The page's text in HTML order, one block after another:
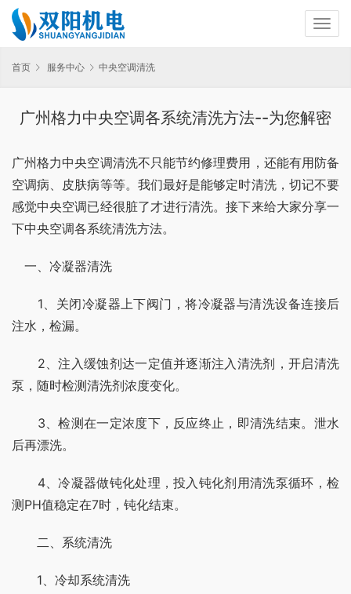
首页 服务中心 中央空调清洗
广州格力中央空调各系统清洗方法--为您解密
广州格力中央空调清洗不只能节约修理费用，还能有用防备
空调病、皮肤病等等。我们最好是能够定时清洗，切记不要
感觉中央空调已经很脏了才进行清洗。接下来给大家分享一
下中央空调各系统清洗方法。
一、冷凝器清洗
1、关闭冷凝器上下阀门，将冷凝器与清洗设备连接后
注水，检漏。
2、注入缓蚀剂达一定值并逐渐注入清洗剂，开启清洗
泵，随时检测清洗剂浓度变化。
3、检测在一定浓度下，反应终止，即清洗结束。泄水
后再漂洗。
4、冷凝器做钝化处理，投入钝化剂用清洗泵循环，检
测PH值稳定在7时，钝化结束。
二、系统清洗
1、冷却系统清洗